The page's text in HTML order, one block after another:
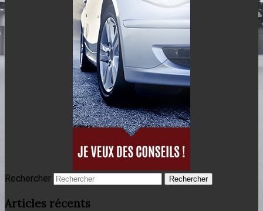
Rechercher
Articles récents